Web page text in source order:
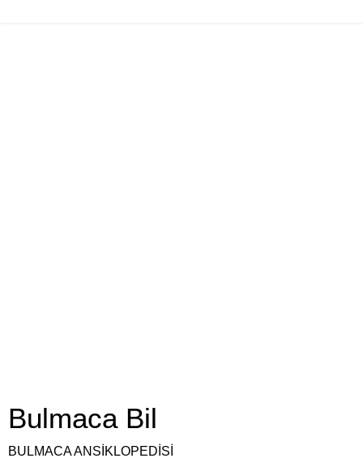
Bulmaca Bil
BULMACA ANSİKLOPEDİSİ